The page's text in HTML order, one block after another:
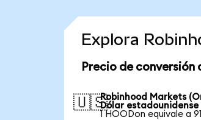
Explora
Precio de conversión
🇺🇸Robinhood Markets
Dólar estadounidense
1 HOODon equivale a